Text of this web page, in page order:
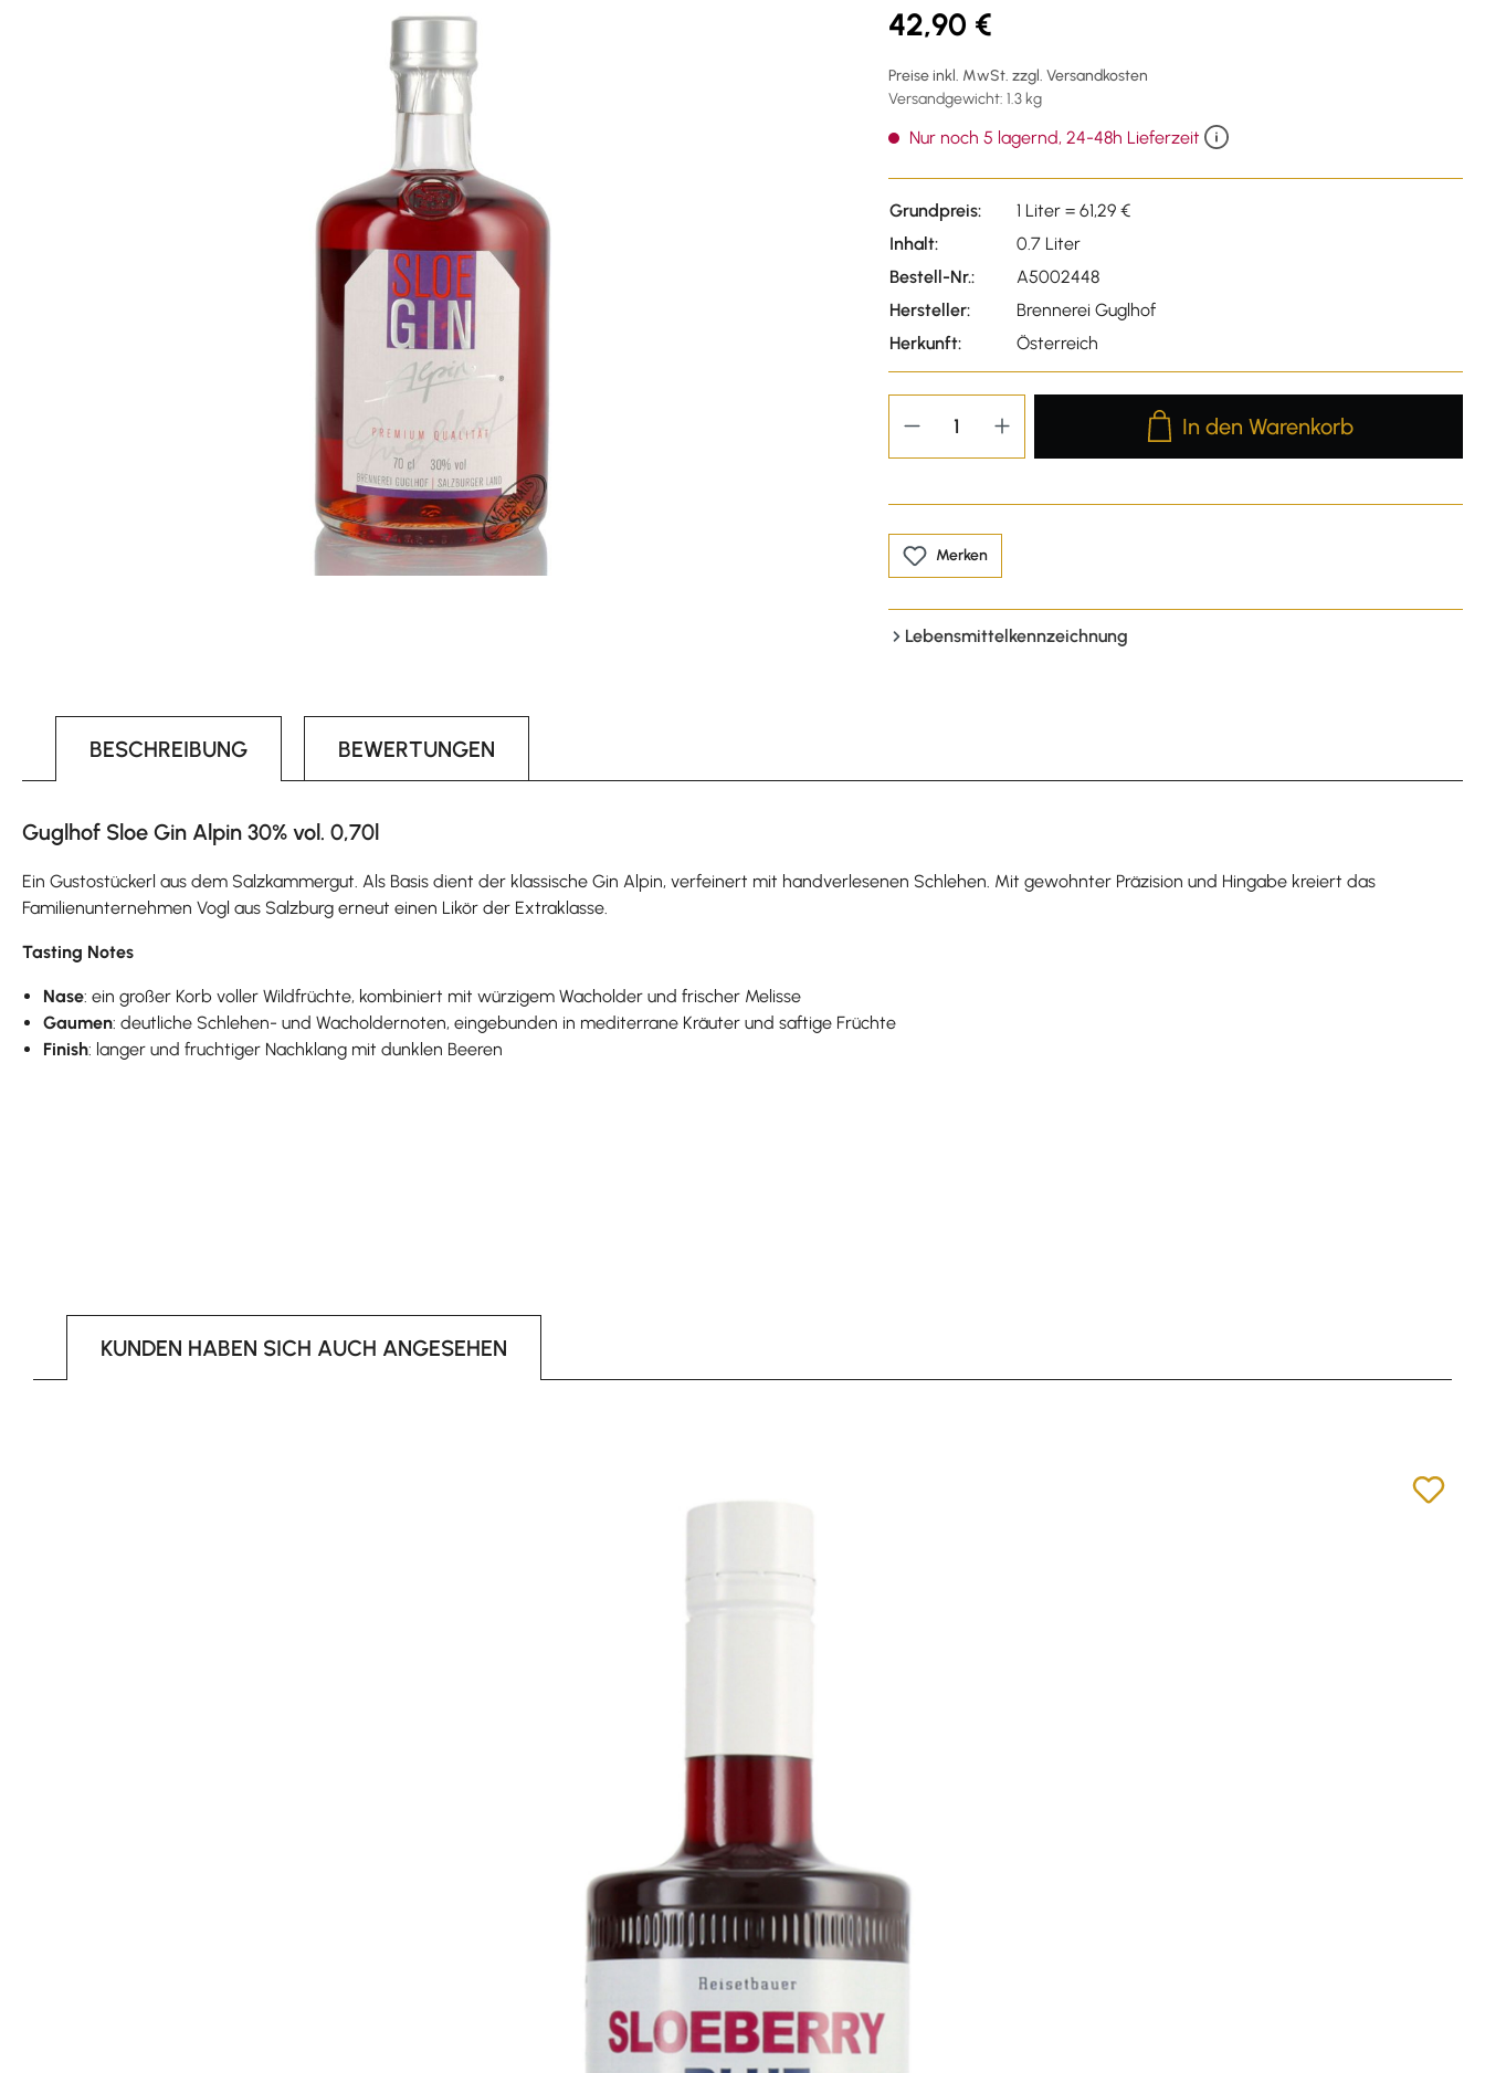
42,90 €
Preise inkl. MwSt. zzgl. Versandkosten
Versandgewicht: 1.3 kg
Nur noch 5 lagernd, 24-48h Lieferzeit
Grundpreis:
1 Liter = 61,29 €
Inhalt:
0.7 Liter
Bestell-Nr.:
A5002448
Hersteller:
Brennerei Guglhof
Herkunft:
Österreich
Produkt Anzahl: Gib den
In den Warenkorb
Merken
Lebensmittelkennzeichnung
BESCHREIBUNG BEWERTUNGEN
Guglhof Sloe Gin Alpin 30% vol. 0,70l
Ein Gustostückerl aus dem Salzkammergut. Als Basis dient der klassische Gin Alpin, verfeinert mit handverlesenen Schlehen. Mit gewohnter Präzision und Hingabe kreiert das
Familienunternehmen Vogl aus Salzburg erneut einen Likör der Extraklasse.
Tasting Notes
Nase: ein großer Korb voller Wildfrüchte, kombiniert mit würzigem Wacholder und frischer Melisse
Gaumen: deutliche Schlehen- und Wacholdernoten, eingebunden in mediterrane Kräuter und saftige Früchte
Finish: langer und fruchtiger Nachklang mit dunklen Beeren
KUNDEN HABEN SICH AUCH ANGESEHEN